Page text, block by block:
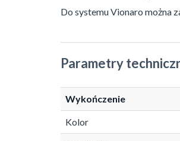
Do systemu Vionaro można
Parametry
Wykończenie
Kolor